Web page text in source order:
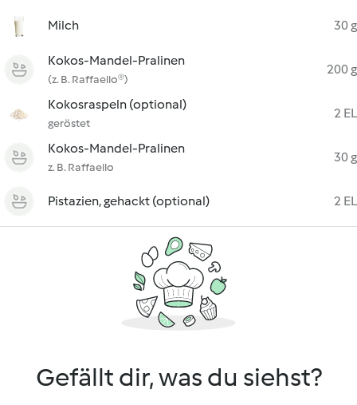
Milch 30 g
Kokos-Mandel-Pralinen
(z. B. Raffaello®)
200 g
Kokosraspeln (optional)
geröstet
2 EL
Kokos-Mandel-Pralinen
z. B. Raffaello
30 g
Pistazien, gehackt (optional) 2 EL
Gefällt dir, was du siehst?